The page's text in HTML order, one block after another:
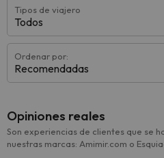
Tipos de viajero
Todos
Ordenar por:
Recomendadas
Opiniones reales
Son experiencias de clientes que se
nuestras marcas: Amimir.com o